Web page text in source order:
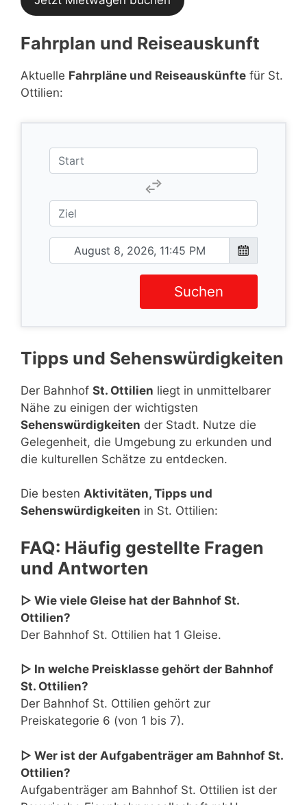
Fahrplan und Reiseauskunft
Aktuelle Fahrpläne und Reiseauskünfte für St.
Ottilien:
Suchen
Tipps und Sehenswürdigkeiten
Der Bahnhof St. Ottilien liegt in unmittelbarer
Nähe zu einigen der wichtigsten
Sehenswürdigkeiten der Stadt. Nutze die
Gelegenheit, die Umgebung zu erkunden und
die kulturellen Schätze zu entdecken.
Die besten Aktivitäten, Tipps und
Sehenswürdigkeiten in St. Ottilien:
FAQ: Häufig gestellte Fragen
und Antworten
▷ Wie viele Gleise hat der Bahnhof St.
Ottilien?
Der Bahnhof St. Ottilien hat 1 Gleise.
▷ In welche Preisklasse gehört der Bahnhof
St. Ottilien?
Der Bahnhof St. Ottilien gehört zur
Preiskategorie 6 (von 1 bis 7).
▷ Wer ist der Aufgabenträger am Bahnhof St.
Ottilien?
Aufgabenträger am Bahnhof St. Ottilien ist der